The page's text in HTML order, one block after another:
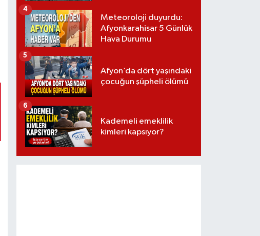
Meteoroloji duyurdu:
Afyonkarahisar 5 Günlük
Hava Durumu
4
Afyon’da dört yaşındaki
çocuğun şüpheli ölümü
5
Kademeli emeklilik
kimleri kapsıyor?
6